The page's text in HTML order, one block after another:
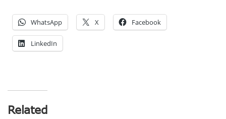
WhatsApp X Facebook
LinkedIn
Related